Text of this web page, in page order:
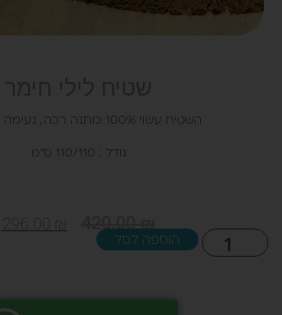
השטיח עשוי 100% כותנה רכה , נעימה ואיכותית
גודל : 110/110 ס"מ
296.00